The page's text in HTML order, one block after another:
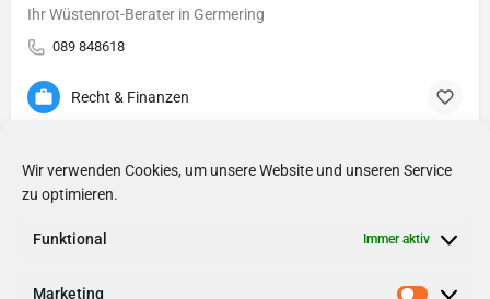
Wir verwenden Cookies, um unsere Website und unseren Service
zu optimieren.
Funktional Immer aktiv
Marketing
Ihr Wüstenrot-Berater in Germering
089 848618
Recht & Finanzen